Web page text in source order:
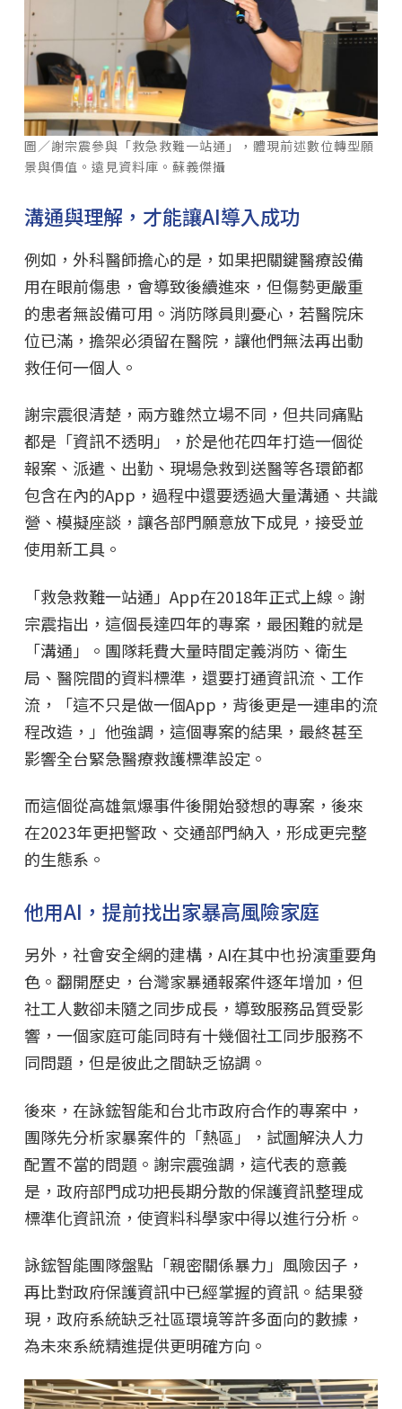
圖／謝宗震參與「救急救難一站通」，體現前述數位轉型願
景與價值。遠見資料庫。蘇義傑攝
溝通與理解，才能讓AI導入成功
例如，外科醫師擔心的是，如果把關鍵醫療設備
用在眼前傷患，會導致後續進來，但傷勢更嚴重
的患者無設備可用。消防隊員則憂心，若醫院床
位已滿，擔架必須留在醫院，讓他們無法再出動
救任何一個人。
謝宗震很清楚，兩方雖然立場不同，但共同痛點
都是「資訊不透明」，於是他花四年打造一個從
報案、派遣、出勤、現場急救到送醫等各環節都
包含在內的App，過程中還要透過大量溝通、共識
營、模擬座談，讓各部門願意放下成見，接受並
使用新工具。
「救急救難一站通」App在2018年正式上線。謝
宗震指出，這個長達四年的專案，最困難的就是
「溝通」。團隊耗費大量時間定義消防、衛生
局、醫院間的資料標準，還要打通資訊流、工作
流，「這不只是做一個App，背後更是一連串的流
程改造，」他強調，這個專案的結果，最終甚至
影響全台緊急醫療救護標準設定。
而這個從高雄氣爆事件後開始發想的專案，後來
在2023年更把警政、交通部門納入，形成更完整
的生態系。
他用AI，提前找出家暴高風險家庭
另外，社會安全網的建構，AI在其中也扮演重要角
色。翻開歷史，台灣家暴通報案件逐年增加，但
社工人數卻未隨之同步成長，導致服務品質受影
響，一個家庭可能同時有十幾個社工同步服務不
同問題，但是彼此之間缺乏協調。
後來，在詠鋐智能和台北市政府合作的專案中，
團隊先分析家暴案件的「熱區」，試圖解決人力
配置不當的問題。謝宗震強調，這代表的意義
是，政府部門成功把長期分散的保護資訊整理成
標準化資訊流，使資料科學家中得以進行分析。
詠鋐智能團隊盤點「親密關係暴力」風險因子，
再比對政府保護資訊中已經掌握的資訊。結果發
現，政府系統缺乏社區環境等許多面向的數據，
為未來系統精進提供更明確方向。